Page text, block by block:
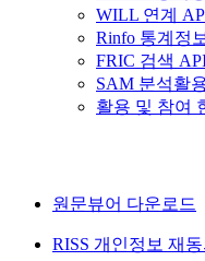
WILL 연계
Rinfo 통계정
FRIC 검색
SAM 분석활
활용 및 참여
원문뷰어 다운로드
RISS 개인정보 재동